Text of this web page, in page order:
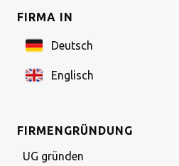
FIRMA IN
Deutsch
Englisch
FIRMENGRÜNDUNG
UG gründen